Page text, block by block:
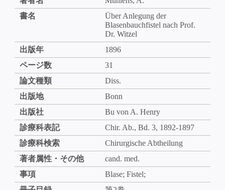
書名
Über Anlegung der
Blasenbauchfistel nach Prof.
Dr. Witzel
出版年
1896
ページ数
31
論文種類
Diss.
出版地
Bonn
出版社
Bu von A. Henry
診療科表記
Chir. Ab., Bd. 3, 1892-1897
診療科検索
Chirurgische Abtheilung
著者属性・その他
cand. med.
事項
Blase; Fistel;